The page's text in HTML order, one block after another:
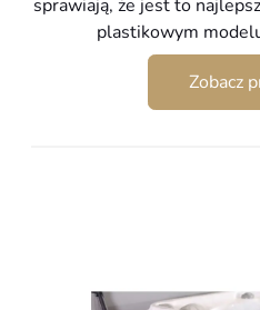
sprawiają, że jest to
plastikowym
Zobacz